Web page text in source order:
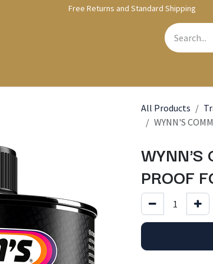
Free Returns and Standard Shipping
All Products
WYNN'S
WYNN'S
PROOF